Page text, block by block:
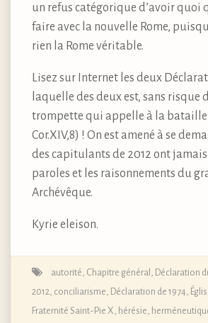
un refus catégorique d’avoir quoi
faire avec la nouvelle Rome,
rien la Rome véritable.
Lisez sur Internet les deux
laquelle des deux est, sans risque
trompette qui appelle à la bataille
Cor.XIV,8) ! On est amené à se
des capitulants de 2012 ont
paroles et les raisonnements du
Archévêque.
Kyrie eleison.
autorité Chapitre général, Déclaration
2012 conciliarisme Déclaration de 1974
Fraternité Saint-Pie X hérésie